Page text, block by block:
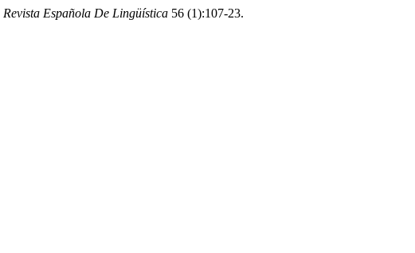
Revista Española De Lingüística 56 (1):107-23.